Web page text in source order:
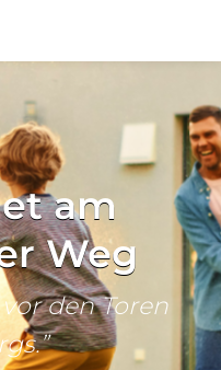
am
Weg
den Toren